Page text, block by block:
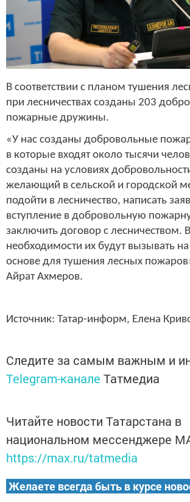
В соответствии с планом тушения
при лесничествах созданы 203
пожарные дружины.
«У нас созданы добровольные
в которые входят около тысячи
созданы на условиях
желающий в сельской и городской
подойти в лесничество, написать
вступление в добровольную
заключить договор с лесничеством.
необходимости их будут вызывать
основе для тушения лесных
Айрат Ахмеров.
Источник: Татар-информ, Елена
Следите за самым важным и
Telegram-канале Татмедиа
Читайте новости Татарстана в
национальном мессенджере
https://max.ru/tatmedia
Желаете всегда быть в курсе